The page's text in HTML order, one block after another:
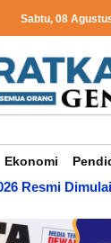
Sabtu, 08
Ekonomi
2026 Resmi